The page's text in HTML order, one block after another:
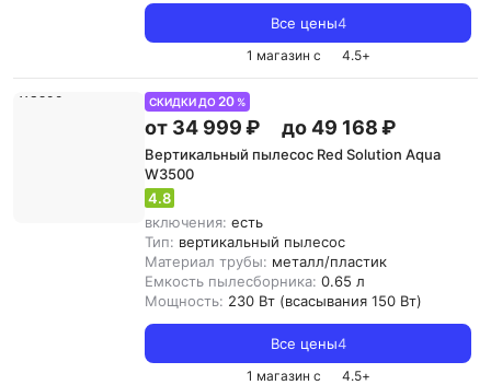
Все цены4
1 магазин с 4.5+
СКИДКИ ДО20 %
от 34 999 ₽ до 49 168 ₽
Вертикальный пылесос Red Solution Aqua
W3500
4.8
включения: есть
Тип: вертикальный пылесос
Материал трубы: металл/пластик
Емкость пылесборника: 0.65 л
Мощность: 230 Вт (всасывания 150 Вт)
Все цены4
1 магазин с 4.5+